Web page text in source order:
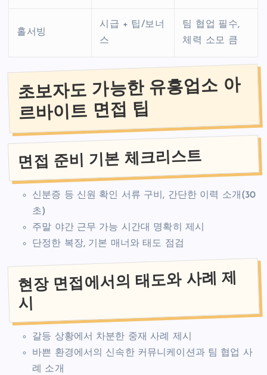
홀서빙
시급 + 팁/보너
스
팀 협업 필수,
체력 소모 큼
초보자도 가능한 유흥업소 아
르바이트 면접 팁
면접 준비 기본 체크리스트
신분증 등 신원 확인 서류 구비, 간단한 이력 소개(30
초)
주말 야간 근무 가능 시간대 명확히 제시
단정한 복장, 기본 매너와 태도 점검
현장 면접에서의 태도와 사례 제
시
갈등 상황에서 차분한 중재 사례 제시
바쁜 환경에서의 신속한 커뮤니케이션과 팀 협업 사
례 소개